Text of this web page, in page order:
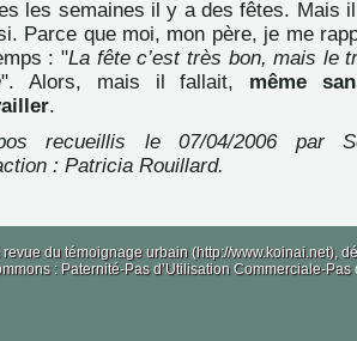
les semaines il y a des fêtes. Mais
Parce que moi, mon père, je me
: "La fête c’est très bon, mais le
". Alors, mais il fallait, même
.
recueillis le 07/04/2006 par
: Patricia Rouillard.
revue du témoignage urbain (http://www.koinai.net),
: Paternité-Pas d’Utilisation Commerciale-